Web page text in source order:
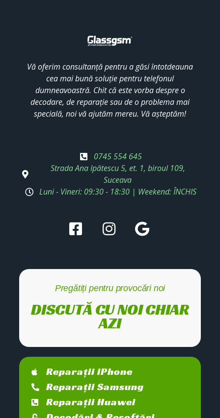
Vă oferim consultanță pentru a găsi întotdeauna
cea mai bună soluție pentru telefonul
dumneavoastră. Chit că este vorba despre o
decodare, de reparație sau de o problema mai
specială, noi vă ajutăm mereu. Vă așteptăm!
0745 554 645
Strada Ana Ipătescu 5, et. 1, biroul 109,
Suceava
Luni - Vineri: 09:30 - 18:30 | Weekend: ÎNCHIS
Pregătiți pentru provocări noi
DISCUTĂ CU NOI CHIAR
AZI
Reparații iPhone
Reparații Samsung
Reparații Huawei